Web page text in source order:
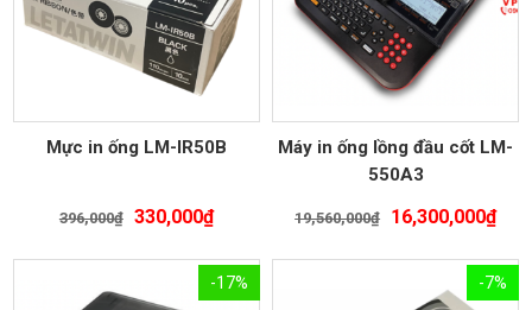
Mực in ống LM-IR50B
396,000₫
Giá
396,000₫.
330,000₫Giá
tại
là:
Máy in ống lồng đầu cốt LM-
550A3
19,560,000₫
Giá
19,560,000₫.
16,300,000₫Giá
tại
là:
-17% -7%